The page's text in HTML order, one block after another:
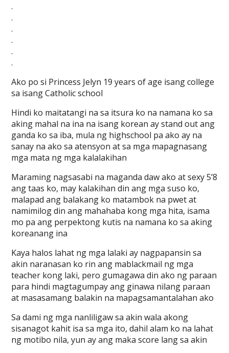
.
.
.
.
.
.
Ako po si Princess Jelyn 19 years of age isang college
sa isang Catholic school
Hindi ko maitatangi na sa itsura ko na namana ko sa
aking mahal na ina na isang korean ay stand out ang
ganda ko sa iba, mula ng highschool pa ako ay na
sanay na ako sa atensyon at sa mga mapagnasang
mga mata ng mga kalalakihan
Maraming nagsasabi na maganda daw ako at sexy 5’8
ang taas ko, may kalakihan din ang mga suso ko,
malapad ang balakang ko matambok na pwet at
namimilog din ang mahahaba kong mga hita, isama
mo pa ang perpektong kutis na namana ko sa aking
koreanang ina
Kaya halos lahat ng mga lalaki ay nagpapansin sa
akin naranasan ko rin ang mablackmail ng mga
teacher kong laki, pero gumagawa din ako ng paraan
para hindi magtagumpay ang ginawa nilang paraan
at masasamang balakin na mapagsamantalahan ako
Sa dami ng mga nanliligaw sa akin wala akong
sisanagot kahit isa sa mga ito, dahil alam ko na lahat
ng motibo nila, yun ay ang maka score lang sa akin